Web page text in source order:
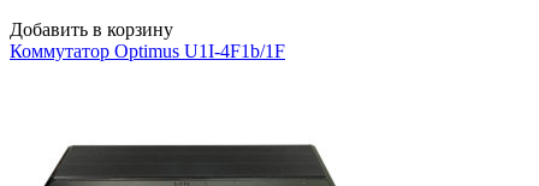
Добавить в корзину
Коммутатор Optimus U1I-4F1b/1F